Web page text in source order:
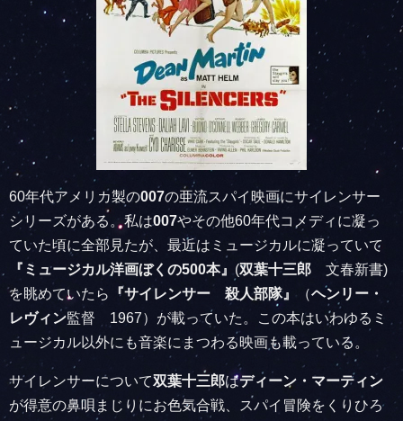
60年代アメリカ製の007の亜流スパイ映画にサイレンサー
シリーズがある。私は007やその他60年代コメディに凝っ
ていた頃に全部見たが、最近はミュージカルに凝っていて
『ミュージカル洋画ぼくの500本』 (双葉十三郎 文春新書)
を眺めていたら
『サイレンサー 殺人部隊』 （ヘンリー・
レヴィン監督 1967）が載っていた。この本はいわゆるミ
ュージカル以外にも音楽にまつわる映画も載っている。
サイレンサーについて双葉十三郎はディーン・マーティン
が得意の鼻唄まじりにお色気合戦、スパイ冒険をくりひろ